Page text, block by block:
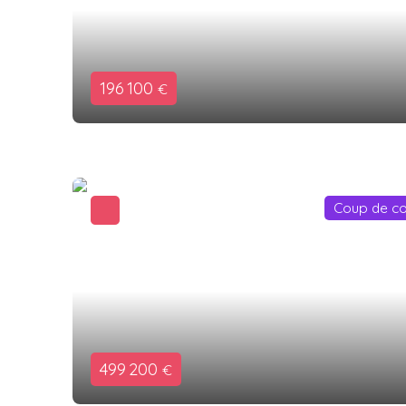
196 100 €
499 200 €
Coup de